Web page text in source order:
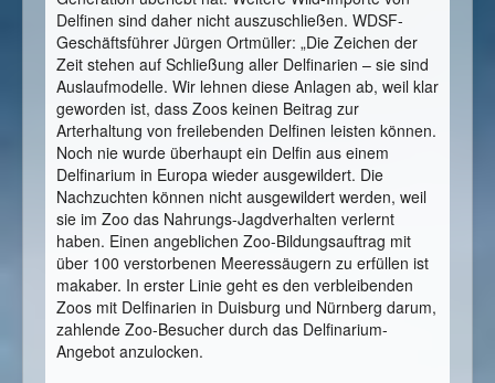
Delfinen sind daher nicht auszuschließen. WDSF-
Geschäftsführer Jürgen Ortmüller: „Die Zeichen der
Zeit stehen auf Schließung aller Delfinarien – sie sind
Auslaufmodelle. Wir lehnen diese Anlagen ab, weil klar
geworden ist, dass Zoos keinen Beitrag zur
Arterhaltung von freilebenden Delfinen leisten können.
Noch nie wurde überhaupt ein Delfin aus einem
Delfinarium in Europa wieder ausgewildert. Die
Nachzuchten können nicht ausgewildert werden, weil
sie im Zoo das Nahrungs-Jagdverhalten verlernt
haben. Einen angeblichen Zoo-Bildungsauftrag mit
über 100 verstorbenen Meeressäugern zu erfüllen ist
makaber. In erster Linie geht es den verbleibenden
Zoos mit Delfinarien in Duisburg und Nürnberg darum,
zahlende Zoo-Besucher durch das Delfinarium-
Angebot anzulocken.